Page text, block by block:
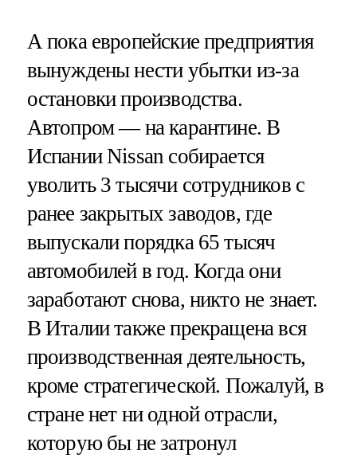
А пока европейские предприятия
вынуждены нести убытки из-за
остановки производства.
Автопром — на карантине. В
Испании Nissan собирается
уволить 3 тысячи сотрудников с
ранее закрытых заводов, где
выпускали порядка 65 тысяч
автомобилей в год. Когда они
заработают снова, никто не знает.
В Италии также прекращена вся
производственная деятельность,
кроме стратегической. Пожалуй, в
стране нет ни одной отрасли,
которую бы не затронул